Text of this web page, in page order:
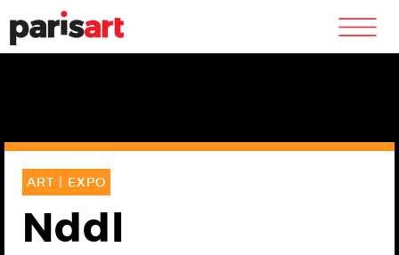
m
ART | EXPO
Nddl